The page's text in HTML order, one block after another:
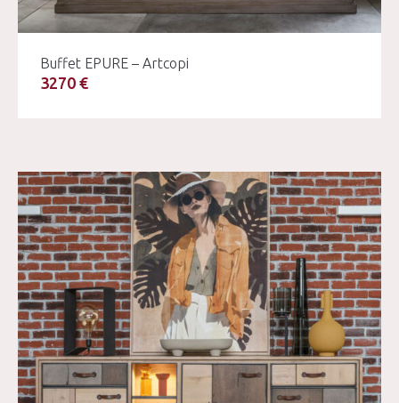
Buffet EPURE – Artcopi
3270 €